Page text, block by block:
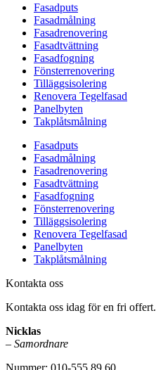
Fasadputs
Fasadmålning
Fasadrenovering
Fasadtvättning
Fasadfogning
Fönsterrenovering
Tilläggsisolering
Renovera Tegelfasad
Panelbyten
Takplåtsmålning
Fasadputs
Fasadmålning
Fasadrenovering
Fasadtvättning
Fasadfogning
Fönsterrenovering
Tilläggsisolering
Renovera Tegelfasad
Panelbyten
Takplåtsmålning
Kontakta oss
Kontakta oss idag för en fri offert.
Nicklas
– Samordnare
Nummer: 010-555 89 60